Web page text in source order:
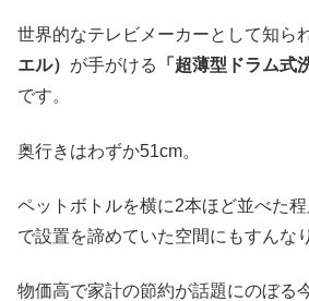
世界的なテレビメーカーとして知ら
エル） が手がける
「超薄型ドラム式
です。
奥行きはわずか51cm。
ペットボトルを横に2本ほど並べた
で設置を諦めていた空間にもすんな
物価高で家計の節約が話題にのぼる